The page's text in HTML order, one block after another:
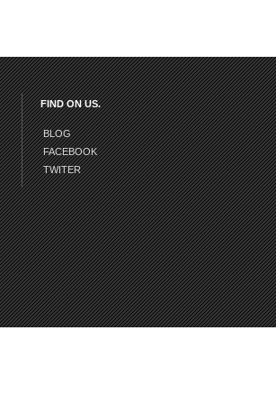
FIND ON US.
BLOG
FACEBOOK
TWITER